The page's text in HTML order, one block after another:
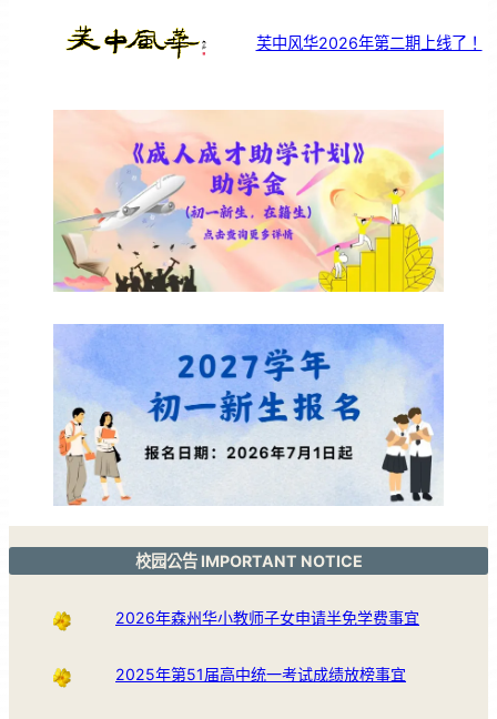
芙中风华2026年第二期上线了！
校园公告 IMPORTANT NOTICE
2026年森州华小教师子女申请半免学费事宜
2025年第51届高中统一考试成绩放榜事宜